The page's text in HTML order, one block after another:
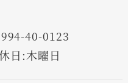
40-0123
日:木曜日